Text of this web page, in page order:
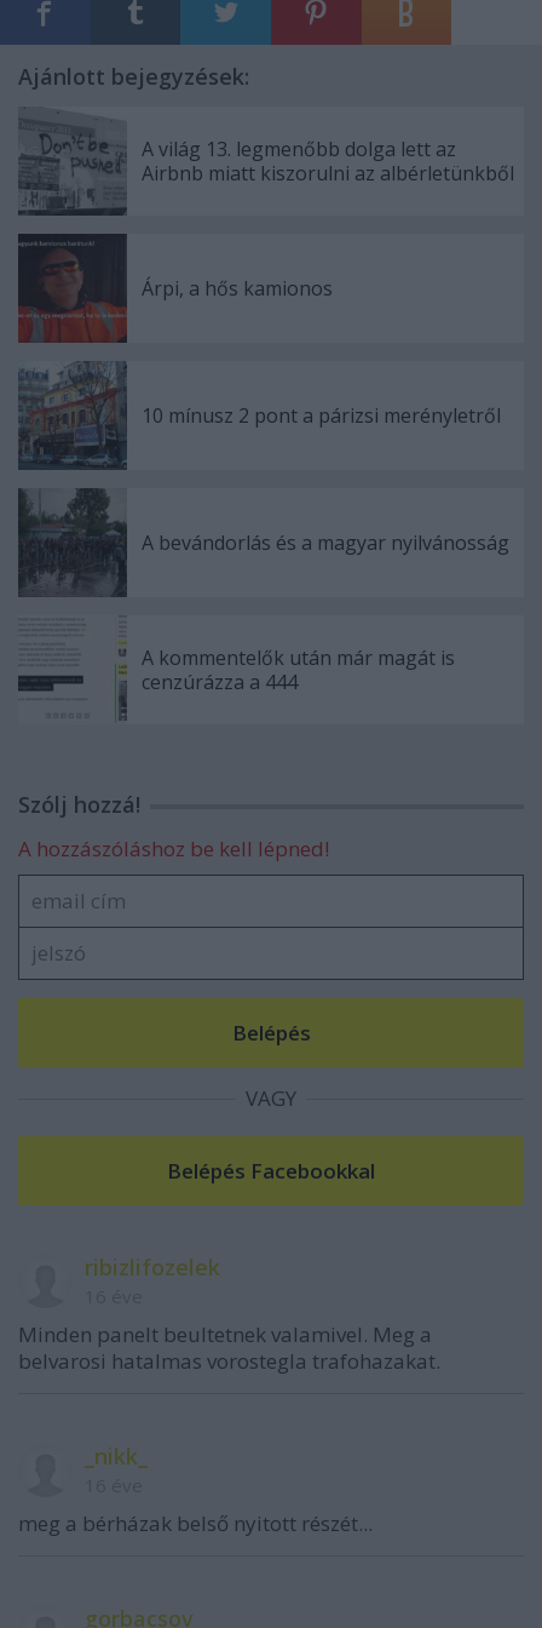
Ajánlott bejegyzések:
A világ 13. legmenőbb dolga lett az
Airbnb miatt kiszorulni az albérletünkből
Árpi, a hős kamionos
10 mínusz 2 pont a párizsi merényletről
A bevándorlás és a magyar nyilvánosság
A kommentelők után már magát is
cenzúrázza a 444
Szólj hozzá!
A hozzászóláshoz be kell lépned!
VAGY
ribizlifozelek
Minden panelt beultetnek valamivel. Meg a
belvarosi hatalmas vorostegla trafohazakat.
_nikk_
meg a bérházak belső nyitott részét...
gorbacsov